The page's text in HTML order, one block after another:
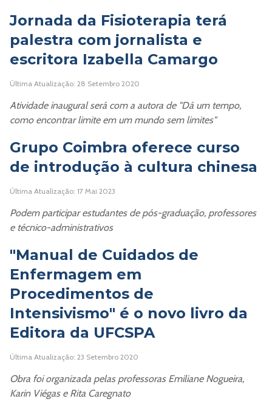
Jornada da Fisioterapia terá
palestra com jornalista e
escritora Izabella Camargo
Última Atualização: 28 Setembro 2020
Atividade inaugural será com a autora de "Dá um tempo,
como encontrar limite em um mundo sem limites"
Grupo Coimbra oferece curso
de introdução à cultura chinesa
Última Atualização: 17 Mai 2023
Podem participar estudantes de pós-graduação, professores
e técnico-administrativos
"Manual de Cuidados de
Enfermagem em
Procedimentos de
Intensivismo" é o novo livro da
Editora da UFCSPA
Última Atualização: 23 Setembro 2020
Obra foi organizada pelas professoras Emiliane Nogueira,
Karin Viégas e Rita Caregnato